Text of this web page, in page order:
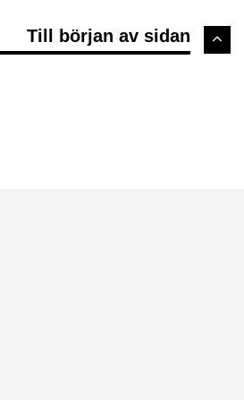
Till början av sidan